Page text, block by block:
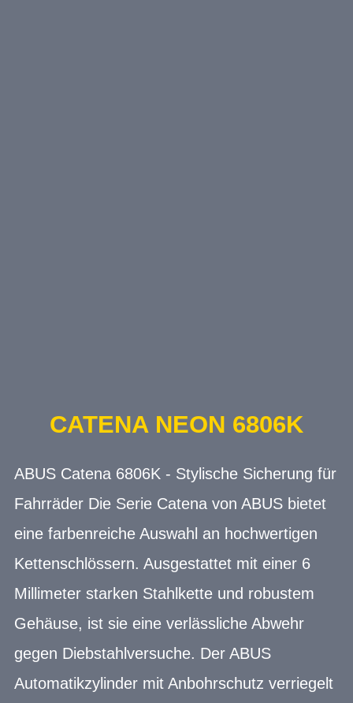
CATENA NEON 6806K
ABUS Catena 6806K - Stylische Sicherung für
Fahrräder Die Serie Catena von ABUS bietet
eine farbenreiche Auswahl an hochwertigen
Kettenschlössern. Ausgestattet mit einer 6
Millimeter starken Stahlkette und robustem
Gehäuse, ist sie eine verlässliche Abwehr
gegen Diebstahlversuche. Der ABUS
Automatikzylinder mit Anbohrschutz verriegelt